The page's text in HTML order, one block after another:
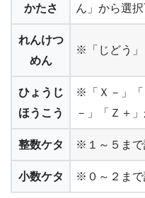
かたさ
ん」から選
れんけつ
めん
※「じどう」
ひょうじ
ほうこう
※「Ｘ－」「
－」「Ｚ＋
整数ケタ ※１～５まで
小数ケタ ※０～２まで